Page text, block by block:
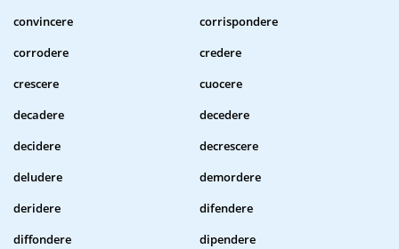
convincere
corrispondere
corrodere
credere
crescere
cuocere
decadere
decedere
decidere
decrescere
deludere
demordere
deridere
difendere
diffondere
dipendere